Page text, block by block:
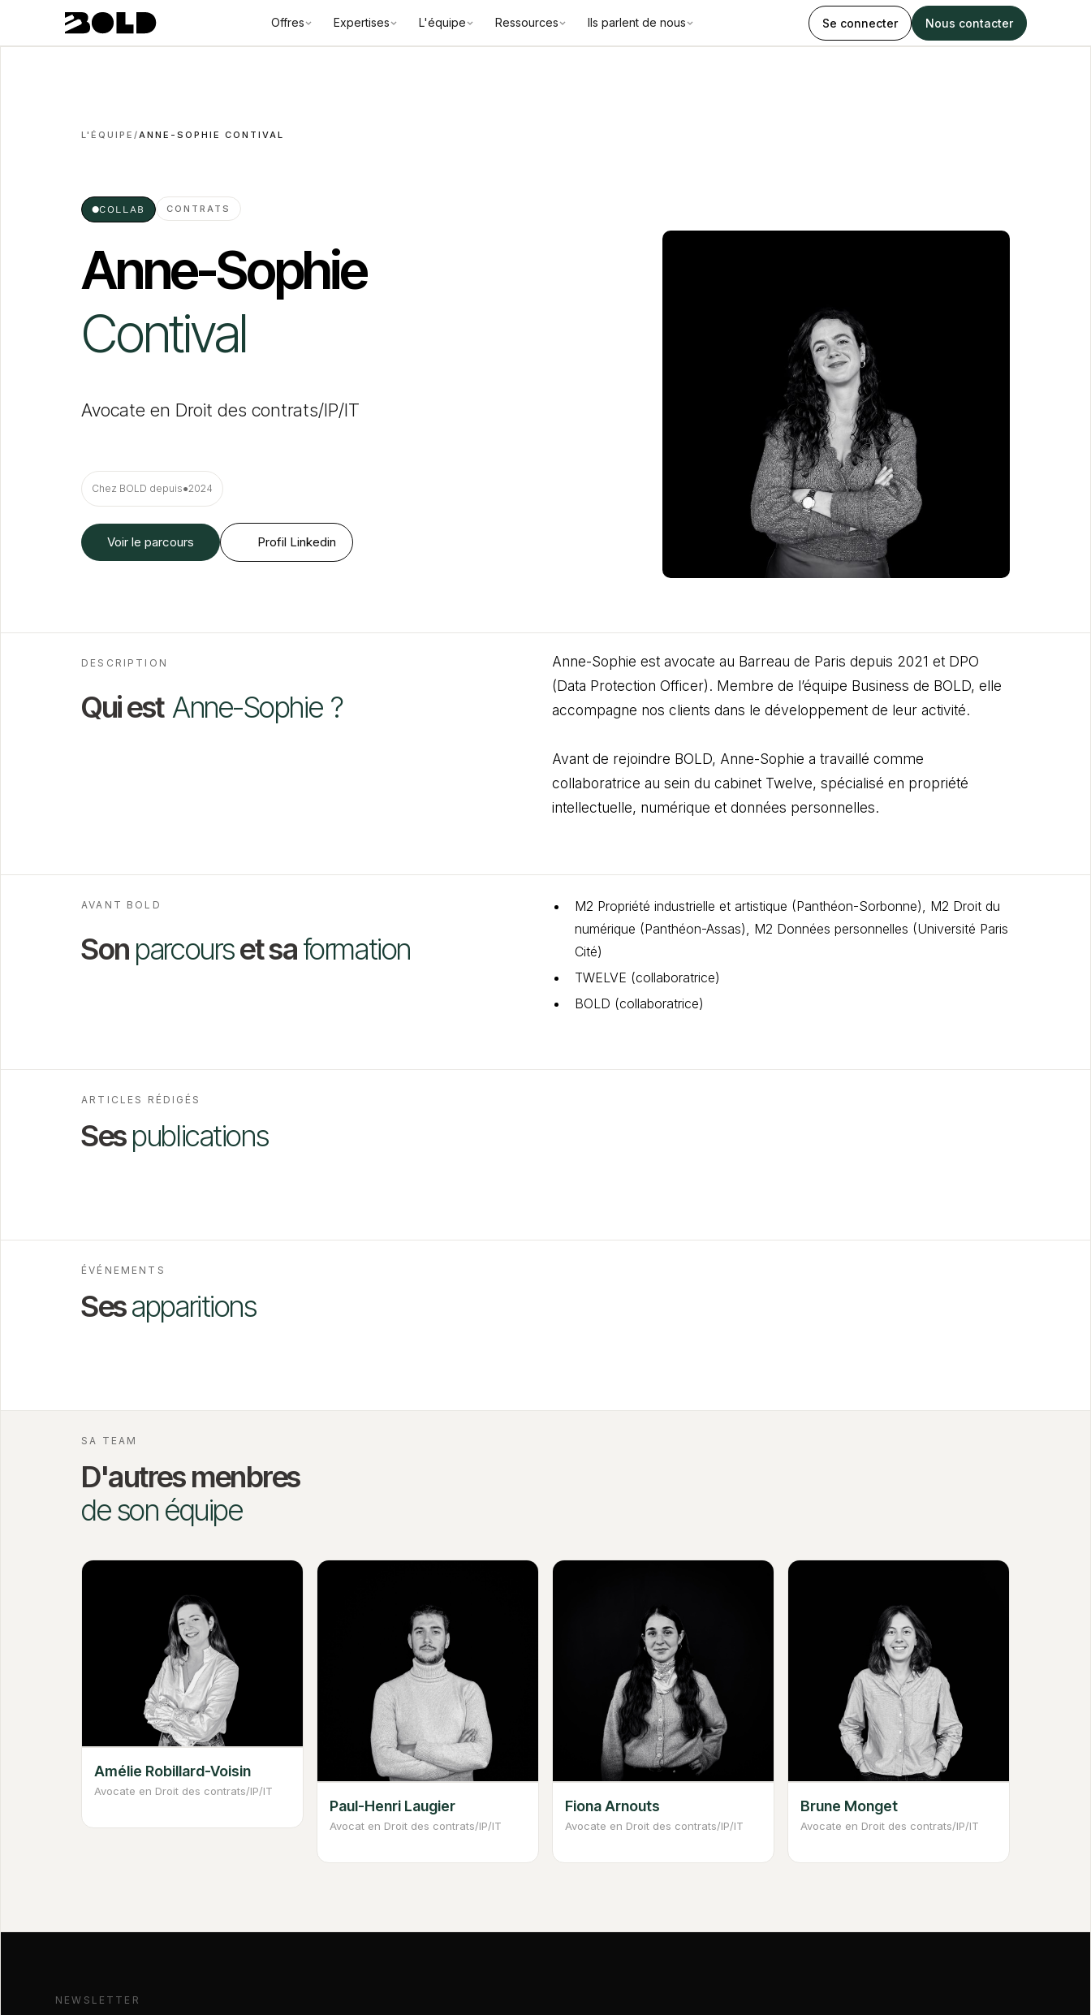
Offres Expertises L'équipe Ressources Ils parlent de nous Se connecter Nous contacter
L'ÉQUIPE /ANNE-SOPHIE CONTIVAL
●COLLAB CONTRATS
Anne-Sophie
Contival
Avocate en Droit des contrats/IP/IT
Chez BOLD depuis●2024
Voir le parcours Profil Linkedin
DESCRIPTION
Qui est Anne-Sophie ?
Anne-Sophie est avocate au Barreau de Paris depuis 2021 et DPO
(Data Protection Officer). Membre de l’équipe Business de BOLD, elle
accompagne nos clients dans le développement de leur activité.
Avant de rejoindre BOLD, Anne-Sophie a travaillé comme
collaboratrice au sein du cabinet Twelve, spécialisé en propriété
intellectuelle, numérique et données personnelles.
AVANT BOLD
Son parcourset saformation
M2 Propriété industrielle et artistique (Panthéon-Sorbonne), M2 Droit du
numérique (Panthéon-Assas), M2 Données personnelles (Université Paris
Cité)
TWELVE (collaboratrice)
BOLD (collaboratrice)
ARTICLES RÉDIGÉS
Sespublications
ÉVÉNEMENTS
Sesapparitions
SA TEAM
D'autres menbres
de son équipe
Amélie Robillard-Voisin
Avocate en Droit des contrats/IP/IT
Paul-Henri Laugier
Avocat en Droit des contrats/IP/IT
Fiona Arnouts
Avocate en Droit des contrats/IP/IT
Brune Monget
Avocate en Droit des contrats/IP/IT
NEWSLETTER